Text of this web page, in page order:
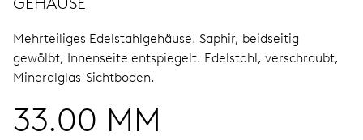
Mehrteiliges Edelstahlgehäuse. Saphir, beidseitig
gewölbt, Innenseite entspiegelt. Edelstahl, verschraubt,
Mineralglas-Sichtboden.
33.00 MM